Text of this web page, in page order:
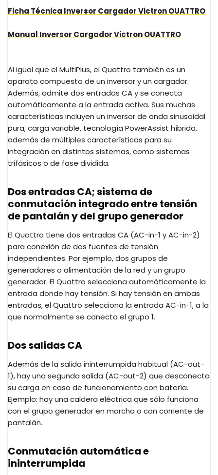
Ficha Técnica Inversor Cargador Victron OUATTRO
Manual Inversor Cargador Victron OUATTRO
Al igual que el MultiPlus, el Quattro también es un
aparato compuesto de un inversor y un cargador.
Además, admite dos entradas CA y se conecta
automáticamente a la entrada activa. Sus muchas
características incluyen un inversor de onda sinusoidal
pura, carga variable, tecnología PowerAssist híbrida,
además de múltiples características para su
integración en distintos sistemas, como sistemas
trifásicos o de fase dividida.
Dos entradas CA; sistema de
conmutación integrado entre tensión
de pantalán y del grupo generador
El Quattro tiene dos entradas CA (AC-in-1 y AC-in-2)
para conexión de dos fuentes de tensión
independientes. Por ejemplo, dos grupos de
generadores o alimentación de la red y un grupo
generador. El Quattro selecciona automáticamente la
entrada donde hay tensión. Si hay tensión en ambas
entradas, el Quattro selecciona la entrada AC-in-1, a la
que normalmente se conecta el grupo 1.
Dos salidas CA
Además de la salida ininterrumpida habitual (AC-out-
1), hay una segunda salida (AC-out-2) que desconecta
su carga en caso de funcionamiento con batería.
Ejemplo: hay una caldera eléctrica que sólo funciona
con el grupo generador en marcha o con corriente de
pantalán.
Conmutación automática e
ininterrumpida